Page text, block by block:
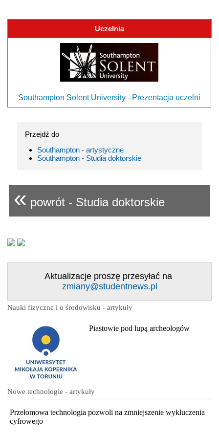
Uczelnia
Southampton Solent University - Prezentacja uczelni
Przejdź do
Southampton - artystyczne
Southampton - Studia doktorskie
« powrót - Studia doktorskie
Aktualizacje proszę przesyłać na
zmiany@studentnews.pl
Nauki fizyczne i o środowisku - artykuły
Piastowie pod lupą archeologów
Nowe technologie - artykuły
Przełomowa technologia pozwoli na zmniejszenie wykluczenia
cyfrowego